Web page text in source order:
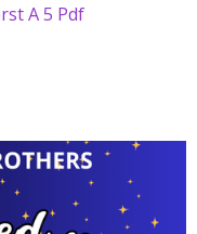
A 5 Pdf